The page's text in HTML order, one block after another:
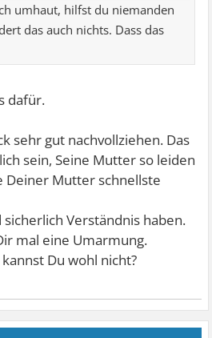
umhaut, hilfst du niemanden
das auch nichts. Dass das
dafür.
sehr gut nachvollziehen. Das
sein, Seine Mutter so leiden
Deiner Mutter schnellste
Verständnis haben.
mal eine Umarmung.
Du wohl nicht?